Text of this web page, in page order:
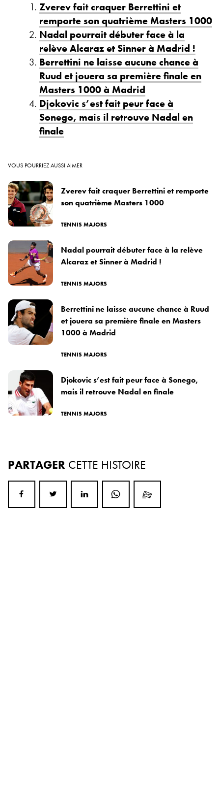
Zverev fait craquer Berrettini et
remporte son quatrième Masters 1000
Nadal pourrait débuter face à la
relève Alcaraz et Sinner à Madrid !
Berrettini ne laisse aucune chance à
Ruud et jouera sa première finale en
Masters 1000 à Madrid
Djokovic s’est fait peur face à
Sonego, mais il retrouve Nadal en
finale
VOUS POURRIEZ AUSSI AIMER
Zverev fait craquer Berrettini et remporte
son quatrième Masters 1000
TENNIS MAJORS
Nadal pourrait débuter face à la relève
Alcaraz et Sinner à Madrid !
TENNIS MAJORS
Berrettini ne laisse aucune chance à Ruud
et jouera sa première finale en Masters
1000 à Madrid
TENNIS MAJORS
Djokovic s’est fait peur face à Sonego,
mais il retrouve Nadal en finale
TENNIS MAJORS
PARTAGER CETTE HISTOIRE